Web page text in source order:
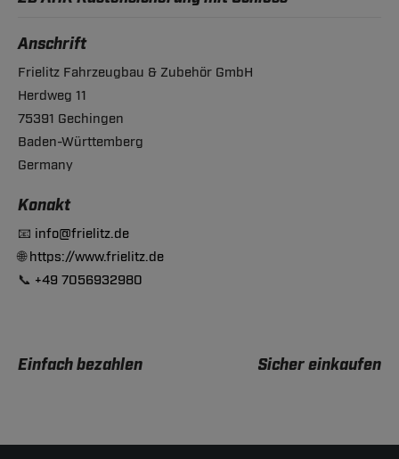
Anschrift
Frielitz Fahrzeugbau & Zubehör GmbH
Herdweg 11
75391 Gechingen
Baden-Württemberg
Germany
Konakt
📧 info@frielitz.de
🌐https://www.frielitz.de
📞 +49 7056932980
Einfach bezahlen Sicher einkaufen